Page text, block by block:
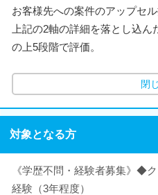
お客様先への案件のアップセ
上記の2軸の詳細を落とし込
の上5段階で評価。
閉
対象となる方
《学歴不問・経験者募集》◆
経験（3年程度）